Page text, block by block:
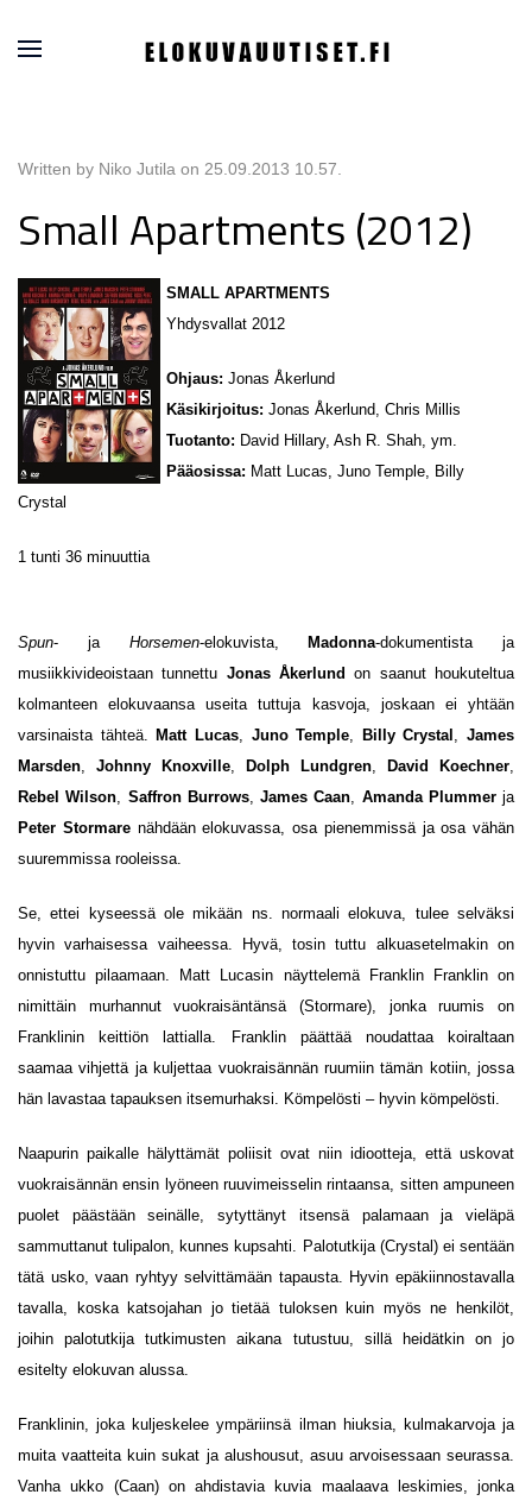
Written by Niko Jutila on 25.09.2013 10.57
Small Apartments (2012)
SMALL APARTMENTS
Yhdysvallat 2012
Ohjaus: Jonas Åkerlund
Käsikirjoitus: Jonas Åkerlund, Chris Millis
Tuotanto: David Hillary, Ash R. Shah, ym.
Pääosissa: Matt Lucas, Juno Temple, Billy
Crystal
1 tunti 36 minuuttia
Spun- ja Horsemen-elokuvista, Madonna-dokumentista ja
musiikkivideoistaan tunnettu Jonas Åkerlund on saanut houkuteltua
kolmanteen elokuvaansa useita tuttuja kasvoja, joskaan ei yhtään
varsinaista tähteä. Matt Lucas, Juno Temple, Billy Crystal , James
Marsden, Johnny Knoxville, Dolph Lundgren, David Koechner,
Rebel Wilson, Saffron Burrows, James Caan, Amanda Plummerja
Peter Stormarenähdään elokuvassa, osa pienemmissä ja osa vähän
suuremmissa rooleissa.
Se, ettei kyseessä ole mikään ns. normaali elokuva, tulee selväksi
hyvin varhaisessa vaiheessa. Hyvä, tosin tuttu alkuasetelmakin on
onnistuttu pilaamaan. Matt Lucasin näyttelemä Franklin Franklin on
nimittäin murhannut vuokraisäntänsä (Stormare), jonka ruumis on
Franklinin keittiön lattialla. Franklin päättää noudattaa koiraltaan
saamaa vihjettä ja kuljettaa vuokraisännän ruumiin tämän kotiin, jossa
hän lavastaa tapauksen itsemurhaksi. Kömpelösti – hyvin kömpelösti.
Naapurin paikalle hälyttämät poliisit ovat niin idiootteja, että uskovat
vuokraisännän ensin lyöneen ruuvimeisselin rintaansa, sitten ampuneen
puolet päästään seinälle, sytyttänyt itsensä palamaan ja vieläpä
sammuttanut tulipalon, kunnes kupsahti. Palotutkija (Crystal) ei sentään
tätä usko, vaan ryhtyy selvittämään tapausta. Hyvin epäkiinnostavalla
tavalla, koska katsojahan jo tietää tuloksen kuin myös ne henkilöt,
joihin palotutkija tutkimusten aikana tutustuu, sillä heidätkin on jo
esitelty elokuvan alussa.
Franklinin, joka kuljeskelee ympäriinsä ilman hiuksia, kulmakarvoja ja
muita vaatteita kuin sukat ja alushousut, asuu arvoisessaan seurassa.
Vanha ukko (Caan) on ahdistavia kuvia maalaava leskimies, jonka